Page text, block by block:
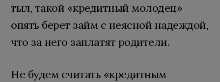
тыл, такой «кредитный молодец»
опять берет займ с неясной надеждой,
что за него заплатят родители.
Не будем считать «кредитным